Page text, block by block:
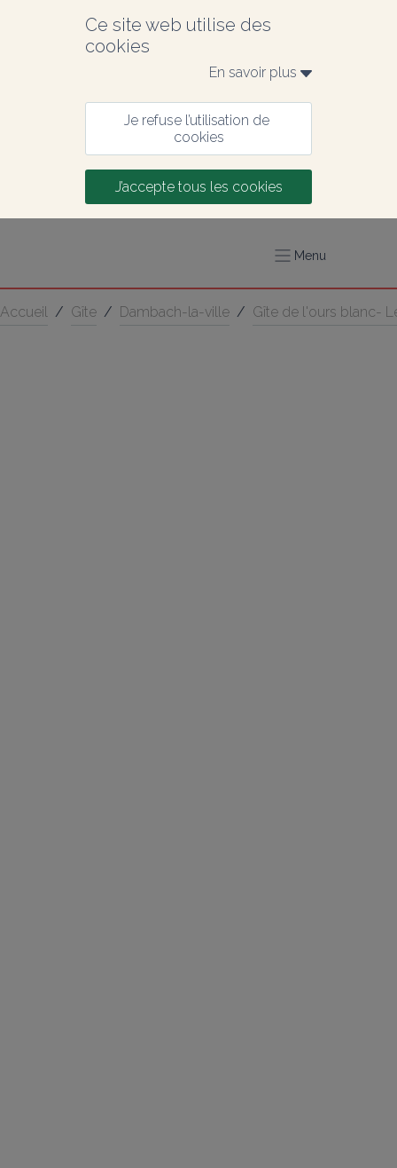
Ce site web utilise des
cookies
En savoir plus
Je refuse l’utilisation de
cookies
J’accepte tous les cookies
Menu
Accueil / Gîte / Dambach-la-ville / Gîte de l'ours blanc-